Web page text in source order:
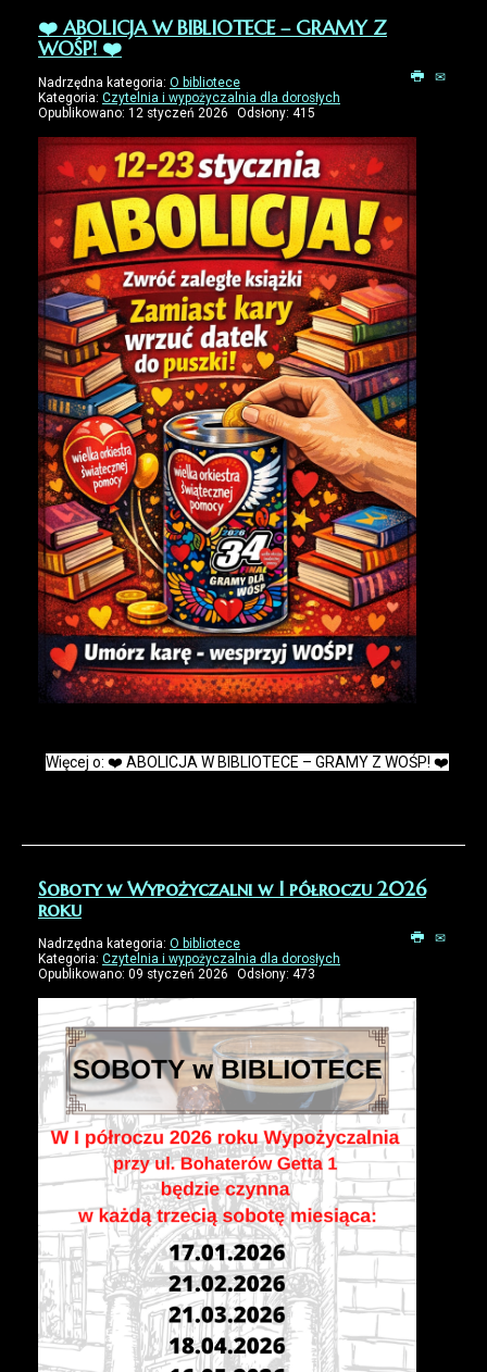
❤️ ABOLICJA W BIBLIOTECE – GRAMY Z
WOŚP! ❤️
Nadrzędna kategoria: O bibliotece
Kategoria: Czytelnia i wypożyczalnia dla dorosłych
Opublikowano: 12 styczeń 2026
Odsłony: 415
Więcej o: ❤️ ABOLICJA W BIBLIOTECE – GRAMY Z WOŚP! ❤️
Soboty w Wypożyczalni w I półroczu 2026
roku
Nadrzędna kategoria: O bibliotece
Kategoria: Czytelnia i wypożyczalnia dla dorosłych
Opublikowano: 09 styczeń 2026
Odsłony: 473